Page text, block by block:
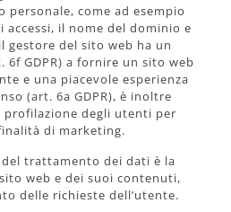
come ad esempio
accessi, il nome del dominio e
del sito web ha un
GDPR) a fornire un sito web
e una piacevole esperienza
(art. 6a GDPR), è inoltre
profilazione degli utenti per
di marketing.
trattamento dei dati è la
web e dei suoi contenuti,
delle richieste dell’utente.